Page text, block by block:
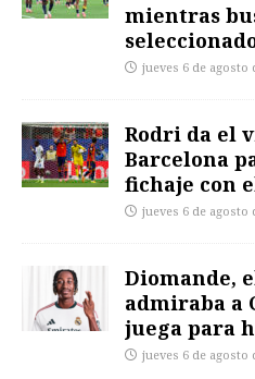
mientras
jueves 6 de agosto
Rodri da el
Barcelona
fichaje con
jueves 6 de agosto
Diomande,
admiraba a
juega para
jueves 6 de agosto